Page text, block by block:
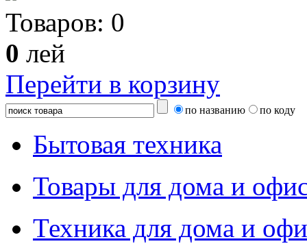
Товаров: 0
0 лей
Перейти в корзину
по названию по коду
Бытовая техника
Товары для дома и
Техника для дома и